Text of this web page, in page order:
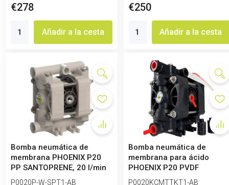
€278
Añadir a la cesta
€250
Añadir a la cesta
Bomba neumática de
membrana PHOENIX P20
PP SANTOPRENE, 20 l/min
para ácido
P0020P-W-SPT1-AB
Bomba neumática de
membrana para ácido
PHOENIX P20 PVDF
SANTOPRENE+PTFE, 20 l...
P0020KCMTTKT1-AB